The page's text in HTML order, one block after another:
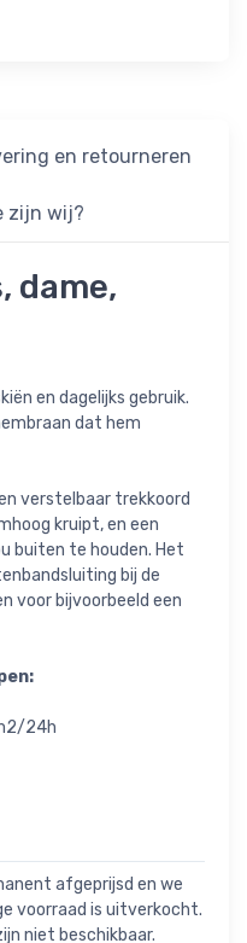
en retourneren
zijn wij?
dame,
en dagelijks gebruik.
dat hem
verstelbaar trekkoord
kruipt, en een
buiten te houden. Het
bij de
voor bijvoorbeeld een
24h
afgeprijsd en we
voorraad is uitverkocht.
niet beschikbaar.